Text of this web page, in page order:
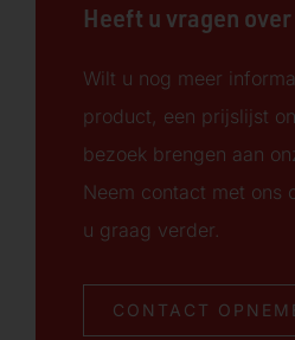
Heeft u vragen
Wilt u nog meer
product, een prijslijst
bezoek brengen aan
Neem contact met ons
u graag verder.
CONTACT